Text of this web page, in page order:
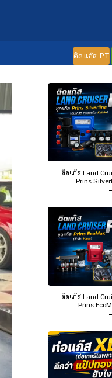
ติดแก๊ส PT
ติดแก๊ส Land
Prins
ติดแก๊ส Land
Prins